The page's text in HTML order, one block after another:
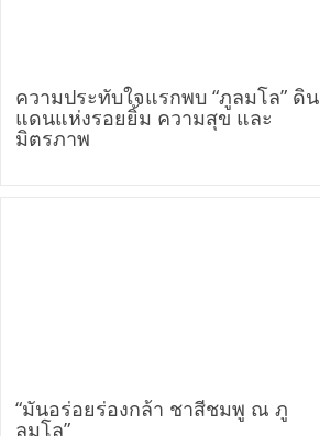
ความประทับใจแรกพบ “ภูลมโล” ดิน
แดนแห่งรอยยิ้ม ความสุข และ
มิตรภาพ
“มันอร่อยร่องกล้า ชาสีชมพู ณ ภู
ลมโล”